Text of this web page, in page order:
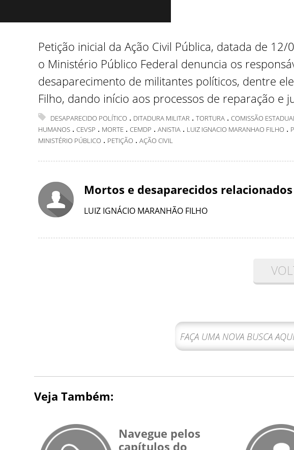
Petição inicial da Ação Civil Pública, datada de
o Ministério Público Federal denuncia os
desaparecimento de militantes políticos, dentre
Filho, dando início aos processos de reparação e
DESAPARECIDO POLÍTICO . DITADURA MILITAR . TORTURA . COMISSÃO
HUMANOS . CEVSP . MORTE . CEMDP . ANISTIA . LUIZ IGNACIO MARANHAO FILHO .
MINISTÉRIO PÚBLICO . PETIÇÃO . AÇÃO CIVIL
Mortos e desaparecidos
LUIZ IGNÁCIO MARANHÃO FILHO
Veja Também:
Navegue pelos
capítulos do